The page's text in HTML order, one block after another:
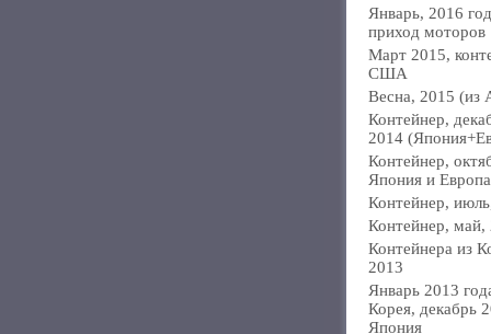
Январь, 2016
приход моторов
Март 2015,
США
Весна, 2015 (из
Контейнер,
2014
Контейнер,
Япония и
Контейнер,
Контейнер, май,
Контейнера из
2013
Январь 2013
Корея, декабрь
Япония